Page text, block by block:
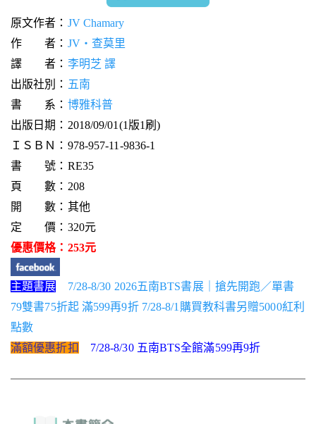
原文作者： JV Chamary
作 者： JV‧查莫里
譯 者： 李明芝 譯
出版社別： 五南
書 系： 博雅科普
出版日期：2018/09/01(1版1刷)
ＩＳＢＮ：978-957-11-9836-1
書 號：RE35
頁 數：208
開 數：其他
定 價：320元
優惠價格：253元
主題書展
7/28-8/30 2026五南BTS書展｜搶先開跑／單書
79雙書75折起 滿599再9折 7/28-8/1購買教科書另贈5000紅利
點數
滿額優惠折扣
7/28-8/30 五南BTS全館滿599再9折